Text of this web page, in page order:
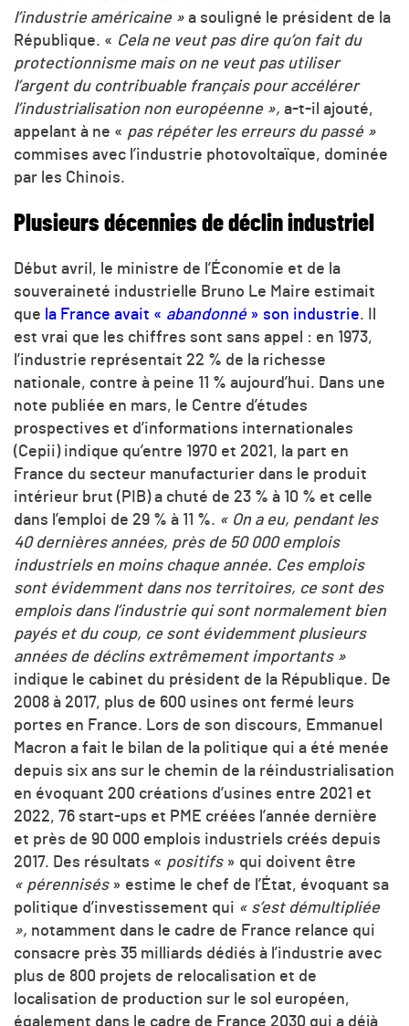
l’industrie américaine » a souligné le président de la
République. « Cela ne veut pas dire qu’on fait du
protectionnisme mais on ne veut pas utiliser
l’argent du contribuable français pour accélérer
l’industrialisation non européenne », a-t-il ajouté,
appelant à ne « pas répéter les erreurs du passé »
commises avec l’industrie photovoltaïque, dominée
par les Chinois.
Plusieurs décennies de déclin industriel
Début avril, le ministre de l’Économie et de la
souveraineté industrielle Bruno Le Maire estimait
que la France avait « abandonné» son industrie. Il
est vrai que les chiffres sont sans appel : en 1973,
l’industrie représentait 22 % de la richesse
nationale, contre à peine 11 % aujourd’hui. Dans une
note publiée en mars, le Centre d’études
prospectives et d’informations internationales
(Cepii) indique qu’entre 1970 et 2021, la part en
France du secteur manufacturier dans le produit
intérieur brut (PIB) a chuté de 23 % à 10 % et celle
dans l’emploi de 29 % à 11 %. « On a eu, pendant les
40 dernières années, près de 50 000 emplois
industriels en moins chaque année. Ces emplois
sont évidemment dans nos territoires, ce sont des
emplois dans l’industrie qui sont normalement bien
payés et du coup, ce sont évidemment plusieurs
années de déclins extrêmement importants »
indique le cabinet du président de la République. De
2008 à 2017, plus de 600 usines ont fermé leurs
portes en France. Lors de son discours, Emmanuel
Macron a fait le bilan de la politique qui a été menée
depuis six ans sur le chemin de la réindustrialisation
en évoquant 200 créations d’usines entre 2021 et
2022, 76 start-ups et PME créées l’année dernière
et près de 90 000 emplois industriels créés depuis
2017. Des résultats « positifs» qui doivent être
« pérennisés» estime le chef de l’État, évoquant sa
politique d’investissement qui « s’est démultipliée
», notamment dans le cadre de France relance qui
consacre près 35 milliards dédiés à l’industrie avec
plus de 800 projets de relocalisation et de
localisation de production sur le sol européen,
également dans le cadre de France 2030 qui a déjà